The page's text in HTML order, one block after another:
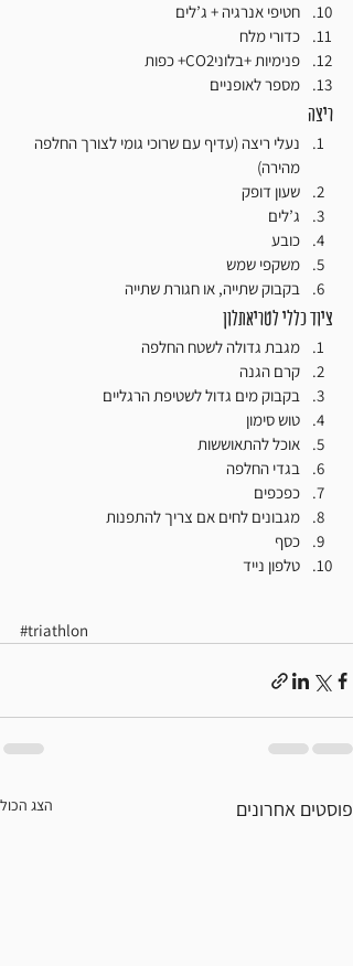
חטיפי אנרגיה + ג’לים
כדורי מלח
פנימיות +בלוניCO2+ כפות
מספר לאופניים
ריצה
נעלי ריצה (עדיף עם שרוכי גומי לצורך החלפה
מהירה)
שעון דופק
ג’לים
כובע
משקפי שמש
בקבוק שתייה, או חגורת שתייה
ציוד כללי לטריאתלון
מגבת גדולה לשטח החלפה
קרם הגנה
בקבוק מים גדול לשטיפת הרגליים
טוש סימון
אוכל להתאוששות
בגדי החלפה
כפכפים
מגבונים לחים אם צריך להתפנות
כסף
טלפון נייד
#triathlon
פוסטים אחרונים הצג הכול